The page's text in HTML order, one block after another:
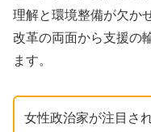
理解と環境整備が欠か
改革の両面から支援の
ます。
女性政治家が注目さ